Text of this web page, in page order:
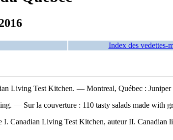
Index des vedettes-
Living Test Kitchen. — Montreal, Québec :
— Sur la couverture : 110 tasty salads made with
I. Canadian Living Test Kitchen, auteur II. Canadian